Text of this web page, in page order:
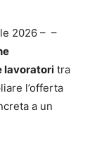
2026 – –
lavoratori tra
l’offerta
a un